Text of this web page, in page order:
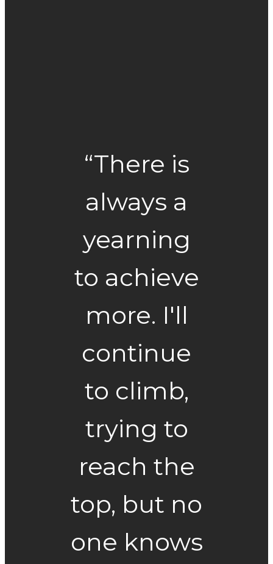
“There is
always a
yearning
to achieve
more. I'll
continue
to climb,
trying to
reach the
top, but no
one knows